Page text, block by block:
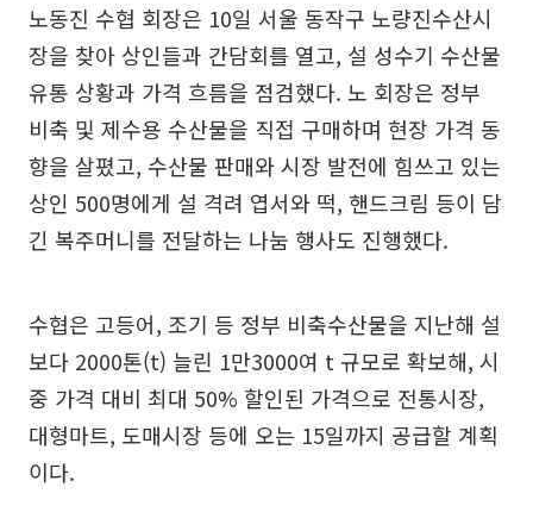
노동진 수협 회장은 10일 서울 동작구 노량진수산시
장을 찾아 상인들과 간담회를 열고, 설 성수기 수산물
유통 상황과 가격 흐름을 점검했다. 노 회장은 정부
비축 및 제수용 수산물을 직접 구매하며 현장 가격 동
향을 살폈고, 수산물 판매와 시장 발전에 힘쓰고 있는
상인 500명에게 설 격려 엽서와 떡, 핸드크림 등이 담
긴 복주머니를 전달하는 나눔 행사도 진행했다.
수협은 고등어, 조기 등 정부 비축수산물을 지난해 설
보다 2000톤(t) 늘린 1만3000여 t 규모로 확보해, 시
중 가격 대비 최대 50% 할인된 가격으로 전통시장,
대형마트, 도매시장 등에 오는 15일까지 공급할 계획
이다.